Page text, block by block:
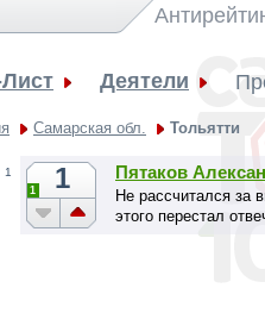
Деятели
Самарская обл. Тольятти
1 1
1
Пятаков
Не рассчитался за
этого перестал